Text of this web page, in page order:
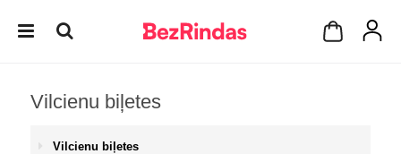
Vilcienu biļetes
Vilcienu biļetes